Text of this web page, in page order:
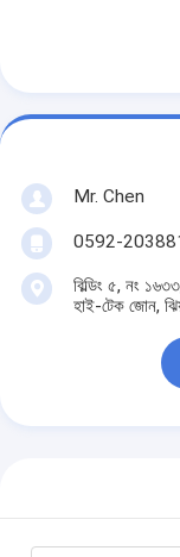
Mr. Chen
0592-
বিল্ডিং ৫, নং
হাই-টেক জোন,